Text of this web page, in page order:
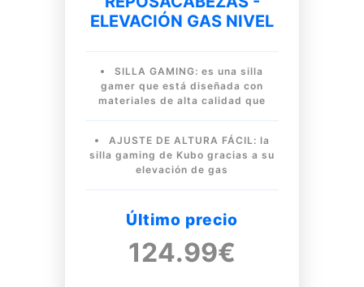
ELEVACIÓN GAS NIVEL
SILLA GAMING: es una silla
gamer que está diseñada con
materiales de alta calidad que
AJUSTE DE ALTURA FÁCIL: la
silla gaming de Kubo gracias a su
elevación de gas
Último precio
124.99€